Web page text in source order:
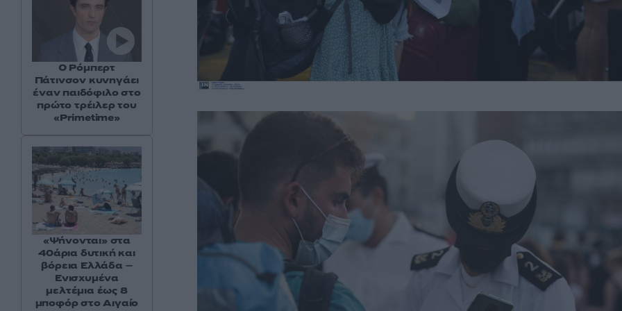
Ο Ρόμπερτ
Πάτινσον κυνηγάει
έναν παιδόφιλο στο
πρώτο τρέιλερ του
«Primetime»
«Ψήνονται» στα
40άρια δυτική και
βόρεια Ελλάδα –
Ενισχυμένα
μελτέμια έως 8
μποφόρ στο Αιγαίο